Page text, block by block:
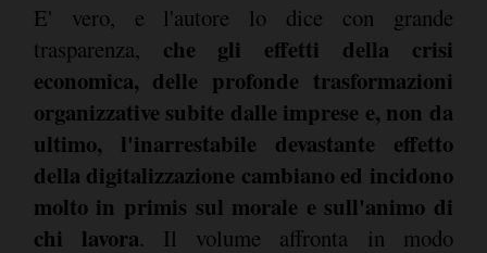
E' vero, e l'autore lo dice con grande
trasparenza, che gli effetti della crisi
economica, delle profonde trasformazioni
organizzative subite dalle imprese e, non da
ultimo, l'inarrestabile devastante effetto
della digitalizzazione cambiano ed incidono
molto in primis sul morale e sull'animo di
chi lavora. Il volume affronta in modo